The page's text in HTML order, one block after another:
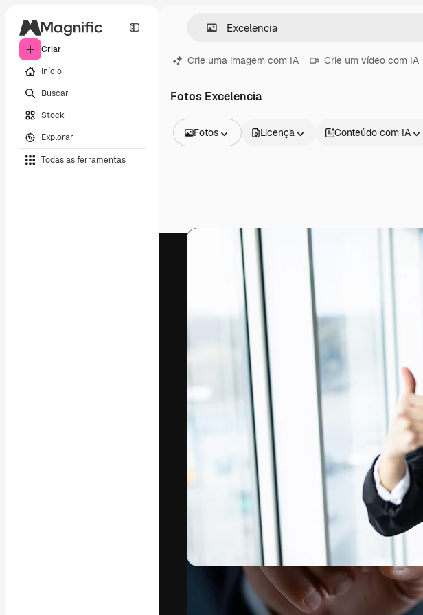
Criar
Início
Buscar
Stock
Explorar
Todas as ferramentas
Crie uma imagem com IA Crie um vídeo com IA
Fotos Excelencia
Fotos
Vídeos
Clipes de vídeo
Modelos de vídeos
Licença Conteúdo com IA
A plataforma criativa para você direcionar
seu melhor trabalho. Mais de 1 milhão de
assinantes entre criativos, empresas,
agências e estúdios.
Português
Copyright © 2010-2026 Freepik Company S.L.U.